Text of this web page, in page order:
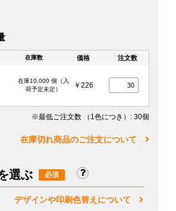
在庫数 価格 注文数
在庫10,000 個（入
荷予定未定）
￥226
※最低ご注文数 （1色につき） : 30個
在庫切れ商品のご注文について
選ぶ
デザインや印刷色替えについて